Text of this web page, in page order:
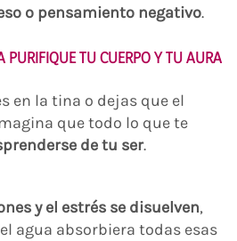
o pensamiento negativo.
PURIFIQUE TU CUERPO Y TU AURA
en la tina o dejas que el
que todo lo que te
de tu ser.
y el estrés se disuelven,
agua absorbiera todas esas